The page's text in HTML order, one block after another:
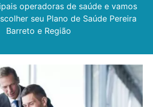
operadoras de saúde e vamos
seu Plano de Saúde Pereira
Barreto e Região